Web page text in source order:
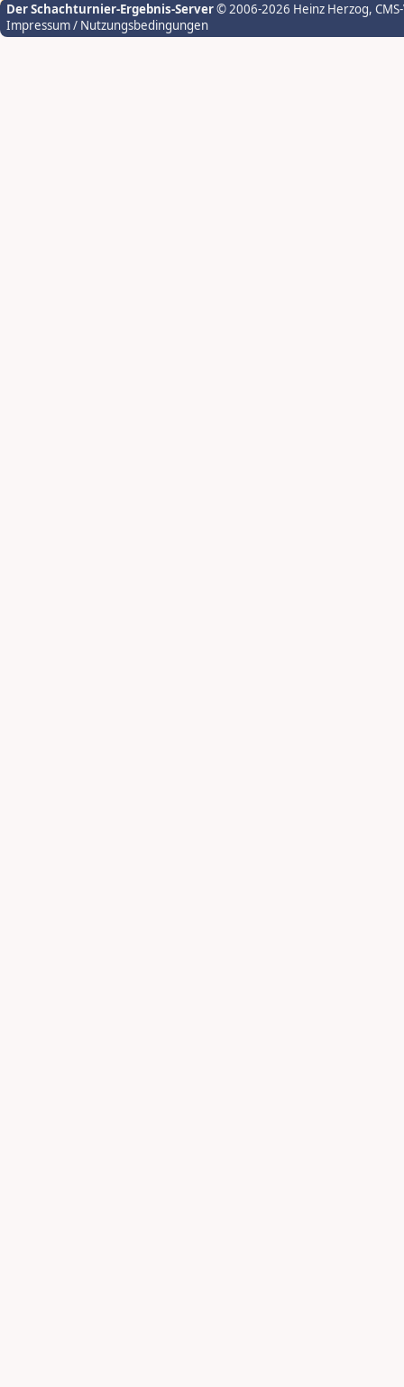
Der Schachturnier-Ergebnis-Server© 2006-2026 Heinz Herzog,
Impressum / Nutzungsbedingungen